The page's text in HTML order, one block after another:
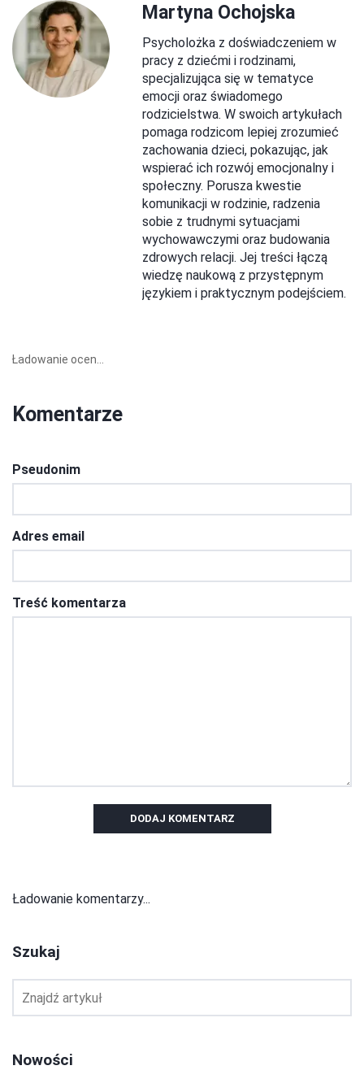
Martyna Ochojska
Psycholożka z doświadczeniem w
pracy z dziećmi i rodzinami,
specjalizująca się w tematyce
emocji oraz świadomego
rodzicielstwa. W swoich artykułach
pomaga rodzicom lepiej zrozumieć
zachowania dzieci, pokazując, jak
wspierać ich rozwój emocjonalny i
społeczny. Porusza kwestie
komunikacji w rodzinie, radzenia
sobie z trudnymi sytuacjami
wychowawczymi oraz budowania
zdrowych relacji. Jej treści łączą
wiedzę naukową z przystępnym
językiem i praktycznym podejściem.
Ładowanie ocen...
Komentarze
Pseudonim
Adres email
Treść komentarza
DODAJ KOMENTARZ
Ładowanie komentarzy...
Szukaj
Nowości